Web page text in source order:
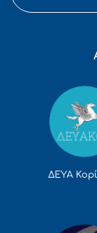
ΔΕΥΑ